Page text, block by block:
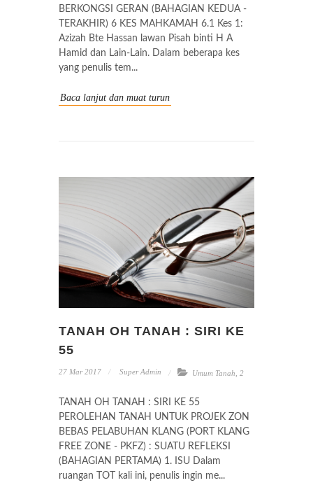
BERKONGSI GERAN (BAHAGIAN KEDUA -
TERAKHIR) 6 KES MAHKAMAH 6.1 Kes 1:
Azizah Bte Hassan lawan Pisah binti H A
Hamid dan Lain-Lain. Dalam beberapa kes
yang penulis tem...
Baca lanjut dan muat turun
TANAH OH TANAH : SIRI KE
55
27 Mar 2017 Super Admin Umum Tanah 2
TANAH OH TANAH : SIRI KE 55
PEROLEHAN TANAH UNTUK PROJEK ZON
BEBAS PELABUHAN KLANG (PORT KLANG
FREE ZONE - PKFZ) : SUATU REFLEKSI
(BAHAGIAN PERTAMA) 1. ISU Dalam
ruangan TOT kali ini, penulis ingin me...